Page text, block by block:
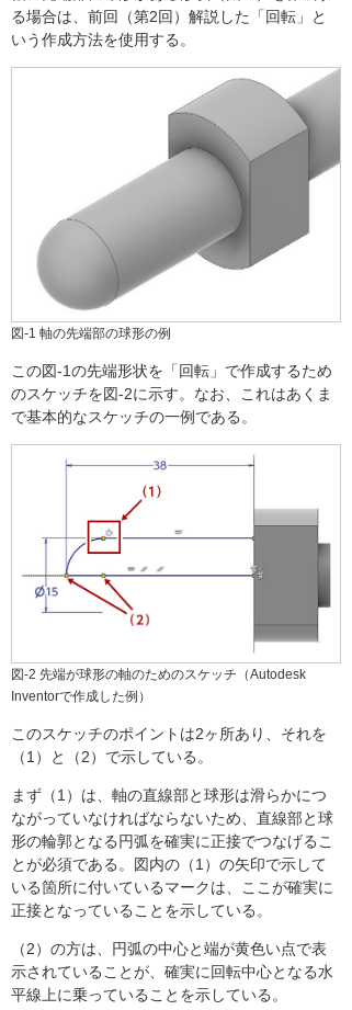
る場合は、前回（第2回）解説した「回転」と
いう作成方法を使用する。
図-1 軸の先端部の球形の例
この図-1の先端形状を「回転」で作成するため
のスケッチを図-2に示す。なお、これはあくま
で基本的なスケッチの一例である。
図-2 先端が球形の軸のためのスケッチ（Autodesk
Inventorで作成した例）
このスケッチのポイントは2ヶ所あり、それを
（1）と（2）で示している。
まず（1）は、軸の直線部と球形は滑らかにつ
ながっていなければならないため、直線部と球
形の輪郭となる円弧を確実に正接でつなげるこ
とが必須である。図内の（1）の矢印で示して
いる箇所に付いているマークは、ここが確実に
正接となっていることを示している。
（2）の方は、円弧の中心と端が黄色い点で表
示されていることが、確実に回転中心となる水
平線上に乗っていることを示している。